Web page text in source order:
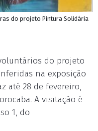
do projeto Pintura Solidária
do projeto
na exposição
até 28 de fevereiro,
A visitação é
1, do